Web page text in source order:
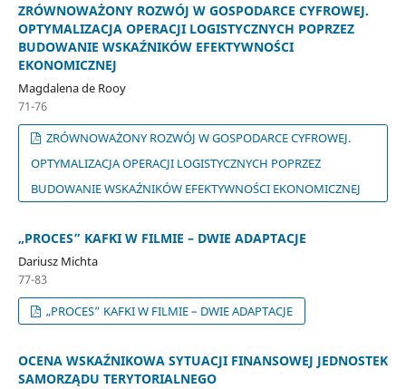
ZRÓWNOWAŻONY ROZWÓJ W GOSPODARCE CYFROWEJ.
OPTYMALIZACJA OPERACJI LOGISTYCZNYCH POPRZEZ
BUDOWANIE WSKAŹNIKÓW EFEKTYWNOŚCI
EKONOMICZNEJ
Magdalena de Rooy
71-76
ZRÓWNOWAŻONY ROZWÓJ W GOSPODARCE CYFROWEJ.
OPTYMALIZACJA OPERACJI LOGISTYCZNYCH POPRZEZ
BUDOWANIE WSKAŹNIKÓW EFEKTYWNOŚCI EKONOMICZNEJ
„PROCES” KAFKI W FILMIE – DWIE ADAPTACJE
Dariusz Michta
77-83
„PROCES” KAFKI W FILMIE – DWIE ADAPTACJE
OCENA WSKAŹNIKOWA SYTUACJI FINANSOWEJ JEDNOSTEK
SAMORZĄDU TERYTORIALNEGO